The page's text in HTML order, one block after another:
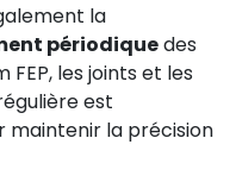
la
périodiquedes
FEP, les joints et les
est
maintenir la précision